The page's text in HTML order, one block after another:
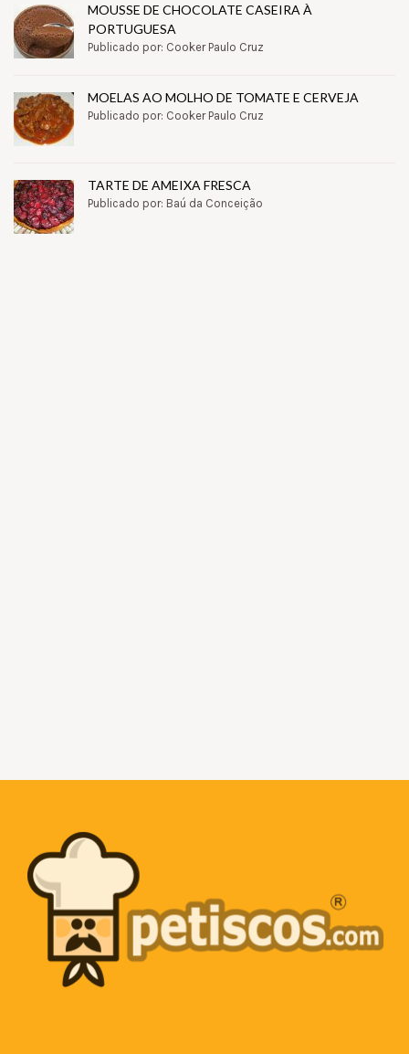
MOUSSE DE CHOCOLATE CASEIRA À
PORTUGUESA
Publicado por: Cooker Paulo Cruz
MOELAS AO MOLHO DE TOMATE E CERVEJA
Publicado por: Cooker Paulo Cruz
TARTE DE AMEIXA FRESCA
Publicado por: Baú da Conceição